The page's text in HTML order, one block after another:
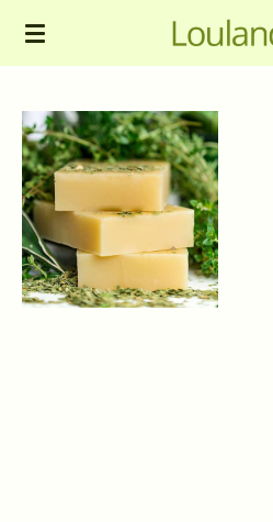
Ga
de
hoofdinhoud